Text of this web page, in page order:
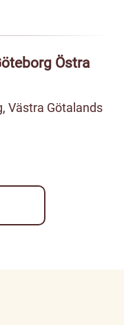
Östra
Västra Götalands